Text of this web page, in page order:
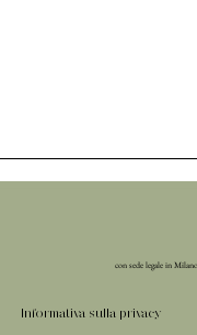
Informativa sulla privacy
con sede legale in